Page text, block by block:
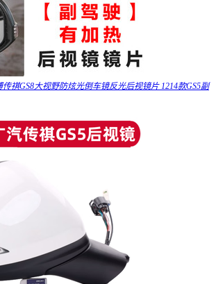
祺GS8大视野防炫光倒车镜反光后视镜片 1214款GS5副